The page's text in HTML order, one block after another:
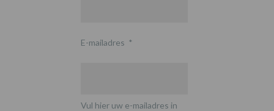
E-mailadres *
Vul hier uw e-mailadres in